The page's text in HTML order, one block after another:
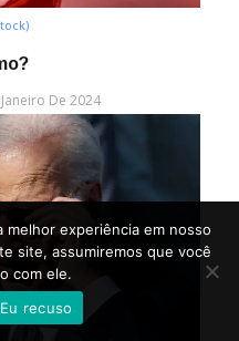
De 2024
melhor experiência em nosso
site, assumiremos que você
com ele.
Eu recuso